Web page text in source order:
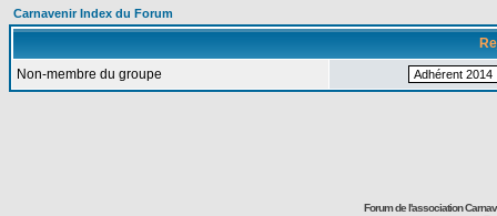
Carnavenir Index du Forum
Non-membre du groupe
Forum de l'association